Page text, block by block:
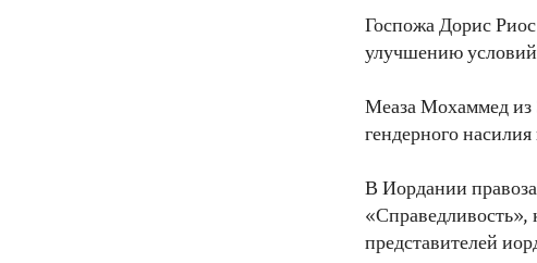
Госпожа Дорис
улучшению
Меаза Мохаммед из
гендерного
В Иордании
«Справедливость»,
представителей